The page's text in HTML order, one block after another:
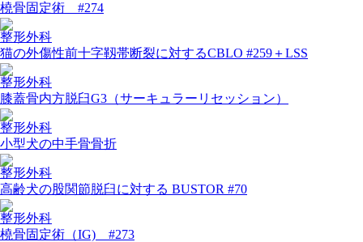
橈骨固定術 #274
整形外科
猫の外傷性前十字靱帯断裂に対するCBLO #259＋LSS
整形外科
膝蓋骨内方脱臼G3（サーキュラーリセッション）
整形外科
小型犬の中手骨骨折
整形外科
高齢犬の股関節脱臼に対する BUSTOR #70
整形外科
橈骨固定術（IG) #273